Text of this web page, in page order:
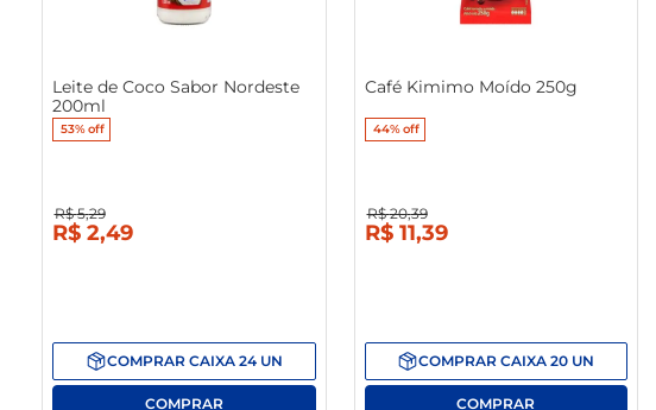
Leite de Coco Sabor Nordeste
200ml
53%off
R$ 5,29
R$ 2,49
COMPRAR CAIXA 24 UN
Café Kimimo Moído 250g
44%off
R$ 20,39
R$ 11,39
COMPRAR CAIXA 20 UN